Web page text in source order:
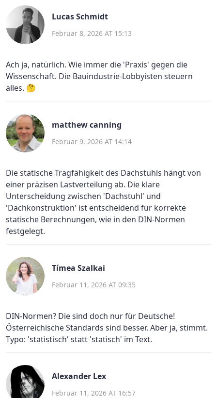
Lucas Schmidt
Februar 8, 2026 AT 15:13
Ach ja, natürlich. Wie immer die 'Praxis' gegen die
Wissenschaft. Die Bauindustrie-Lobbyisten steuern
alles. 🤔
matthew canning
Februar 9, 2026 AT 14:14
Die statische Tragfähigkeit des Dachstuhls hängt von
einer präzisen Lastverteilung ab. Die klare
Unterscheidung zwischen 'Dachstuhl' und
'Dachkonstruktion' ist entscheidend für korrekte
statische Berechnungen, wie in den DIN-Normen
festgelegt.
Tímea Szalkai
Februar 11, 2026 AT 09:35
DIN-Normen? Die sind doch nur für Deutsche!
Österreichische Standards sind besser. Aber ja, stimmt.
Typo: 'statistisch' statt 'statisch' im Text.
Alexander Lex
Februar 11, 2026 AT 16:57